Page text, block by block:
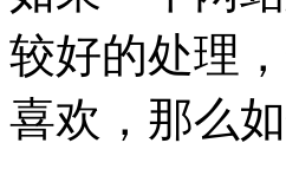
较好的处理
喜欢，那么